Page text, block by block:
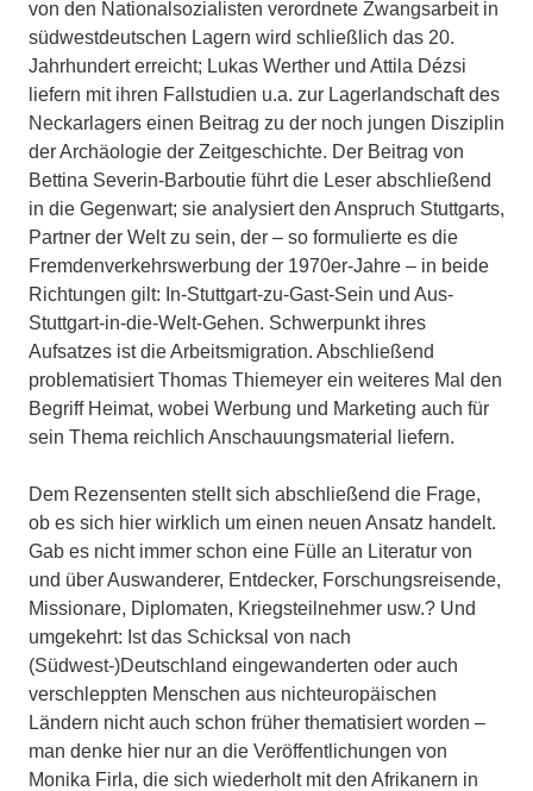
von den Nationalsozialisten verordnete Zwangsarbeit in
südwestdeutschen Lagern wird schließlich das 20.
Jahrhundert erreicht; Lukas Werther und Attila Dézsi
liefern mit ihren Fallstudien u.a. zur Lagerlandschaft des
Neckarlagers einen Beitrag zu der noch jungen Disziplin
der Archäologie der Zeitgeschichte. Der Beitrag von
Bettina Severin-Barboutie führt die Leser abschließend
in die Gegenwart; sie analysiert den Anspruch Stuttgarts,
Partner der Welt zu sein, der – so formulierte es die
Fremdenverkehrswerbung der 1970er-Jahre – in beide
Richtungen gilt: In-Stuttgart-zu-Gast-Sein und Aus-
Stuttgart-in-die-Welt-Gehen. Schwerpunkt ihres
Aufsatzes ist die Arbeitsmigration. Abschließend
problematisiert Thomas Thiemeyer ein weiteres Mal den
Begriff Heimat, wobei Werbung und Marketing auch für
sein Thema reichlich Anschauungsmaterial liefern.
Dem Rezensenten stellt sich abschließend die Frage,
ob es sich hier wirklich um einen neuen Ansatz handelt.
Gab es nicht immer schon eine Fülle an Literatur von
und über Auswanderer, Entdecker, Forschungsreisende,
Missionare, Diplomaten, Kriegsteilnehmer usw.? Und
umgekehrt: Ist das Schicksal von nach
(Südwest-)Deutschland eingewanderten oder auch
verschleppten Menschen aus nichteuropäischen
Ländern nicht auch schon früher thematisiert worden –
man denke hier nur an die Veröffentlichungen von
Monika Firla, die sich wiederholt mit den Afrikanern in